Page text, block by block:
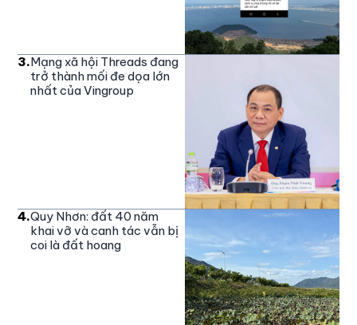
3.Mạng xã hội Threads đang
trở thành mối đe dọa lớn
nhất của Vingroup
4.Quy Nhơn: đất 40 năm
khai vỡ và canh tác vẫn bị
coi là đất hoang